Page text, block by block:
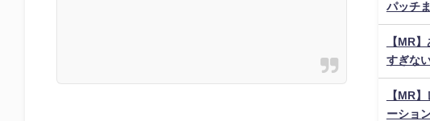
パッチ
【MR
すぎな
【MR
ーショ